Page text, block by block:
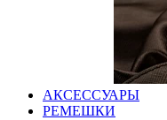
АКСЕССУАРЫ
РЕМЕШКИ